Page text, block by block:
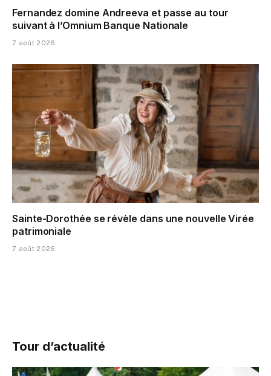
Fernandez domine Andreeva et passe au tour
suivant à l’Omnium Banque Nationale
7 août 2026
Sainte-Dorothée se révèle dans une nouvelle Virée
patrimoniale
7 août 2026
Tour d’actualité